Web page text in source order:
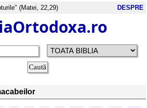
(Matei, 22,29) DESPRE